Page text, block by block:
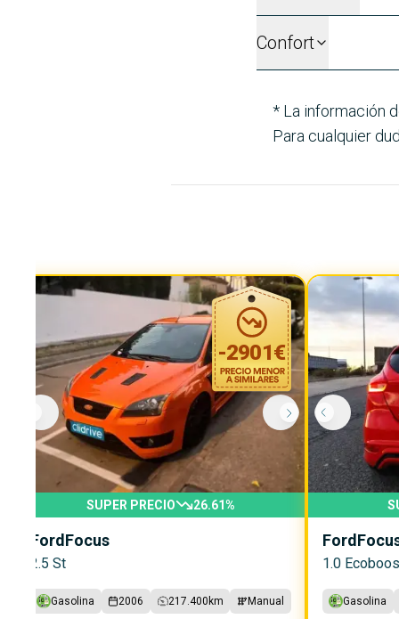
Confort
* La información
Para cualquier
-2901€
SUPER PRECIO 26.61%
Ford Focus
2.5 St
Gasolina 2006 217.400 km Manual
Ford
1.0
Gasolina